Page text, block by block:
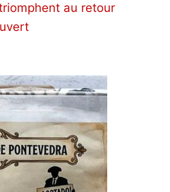
au retour